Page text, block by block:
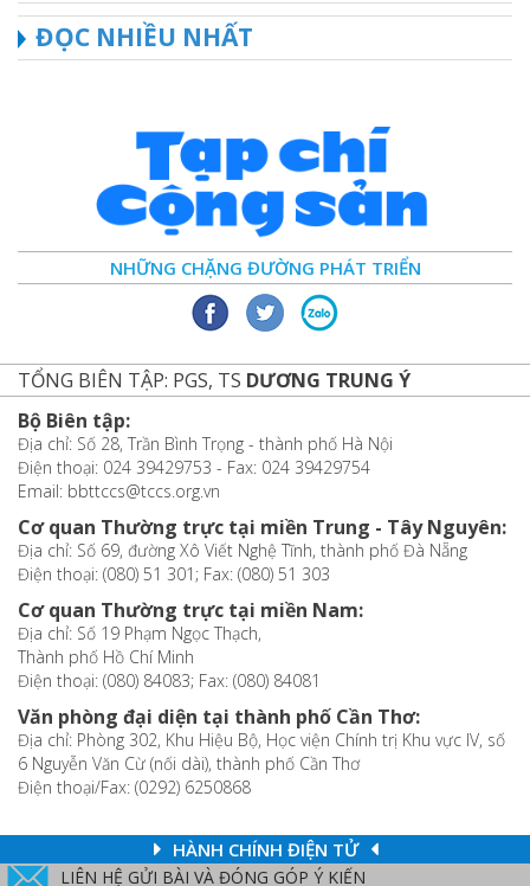
ĐỌC NHIỀU NHẤT
NHỮNG CHẶNG ĐƯỜNG PHÁT TRIỂN
TỔNG BIÊN TẬP: PGS, TS DƯƠNG TRUNG Ý
Bộ Biên tập:
Địa chỉ: Số 28, Trần Bình Trọng - thành phố Hà Nội
Điện thoại: 024 39429753 - Fax: 024 39429754
Email: bbttccs@tccs.org.vn
Cơ quan Thường trực tại miền Trung - Tây Nguyên:
Địa chỉ: Số 69, đường Xô Viết Nghệ Tĩnh, thành phố Đà Nẵng
Điện thoại: (080) 51 301; Fax: (080) 51 303
Cơ quan Thường trực tại miền Nam:
Địa chỉ: Số 19 Phạm Ngọc Thạch,
Thành phố Hồ Chí Minh
Điện thoại: (080) 84083; Fax: (080) 84081
Văn phòng đại diện tại thành phố Cần Thơ:
Địa chỉ: Phòng 302, Khu Hiệu Bộ, Học viện Chính trị Khu vực IV, số
6 Nguyễn Văn Cừ (nối dài), thành phố Cần Thơ
Điện thoại/Fax: (0292) 6250868
HÀNH CHÍNH ĐIỆN TỬ
LIÊN HỆ GỬI BÀI VÀ ĐÓNG GÓP Ý KIẾN